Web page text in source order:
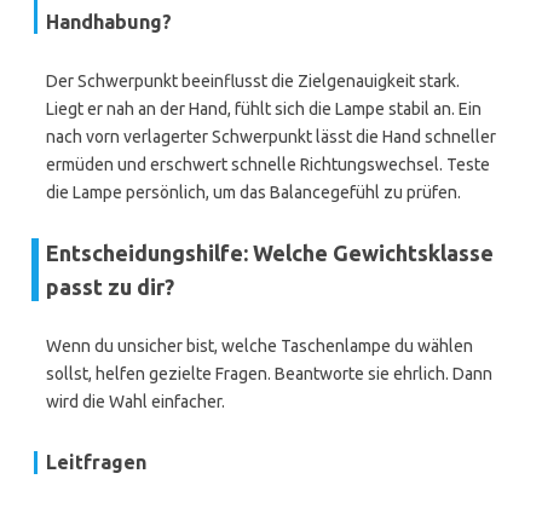
Handhabung?
Der Schwerpunkt beeinflusst die Zielgenauigkeit stark.
Liegt er nah an der Hand, fühlt sich die Lampe stabil an. Ein
nach vorn verlagerter Schwerpunkt lässt die Hand schneller
ermüden und erschwert schnelle Richtungswechsel. Teste
die Lampe persönlich, um das Balancegefühl zu prüfen.
Entscheidungshilfe: Welche Gewichtsklasse
passt zu dir?
Wenn du unsicher bist, welche Taschenlampe du wählen
sollst, helfen gezielte Fragen. Beantworte sie ehrlich. Dann
wird die Wahl einfacher.
Leitfragen